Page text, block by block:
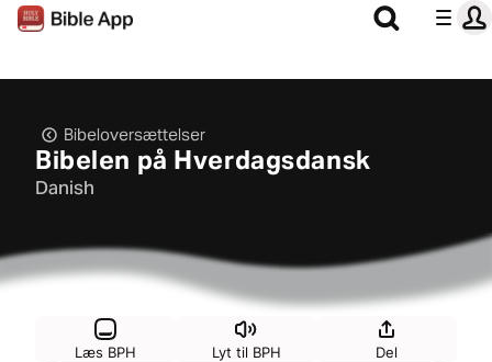
Bibeloversættelser
Bibelen på Hverdagsdansk
Danish
Læs BPH Lyt til BPH Del